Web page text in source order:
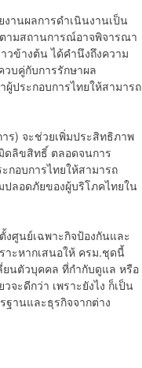
านผลการดำเนินงานเป็น
ามสถานการณ์อาจพิจารณา
ข้างต้น ได้คำนึงถึงความ
บคู่กับการรักษาผล
ประกอบการไทยให้สามารถ
ร) จะช่วยเพิ่มประสิทธิภาพ
ดลิขสิทธิ์ ตลอดจนการ
กอบการไทยให้สามารถ
ปลอดภัยของผู้บริโภคไทยใน
งศูนย์เฉพาะกิจป้องกันและ
าะหากเสนอให้ ครม.ชุดนี้
ยนตัวบุคคล ที่กำกับดูแล หรือ
ะดีกว่า เพราะยังไง ก็เป็น
านและธุรกิจจากต่าง